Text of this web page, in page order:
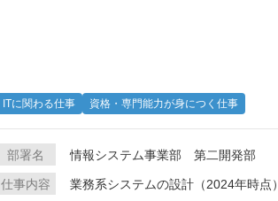
ITに関わる仕事 資格・専門能力が身につく仕事
部署名 情報システム事業部 第二開発部
仕事内容 業務系システムの設計（2024年時点）